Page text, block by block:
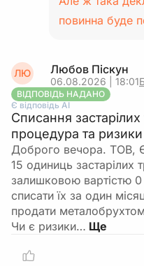
повинна буде
ЛЮ Любов Піскун
06.08.2026 | 18:01
ВІДПОВІДЬ НАДАНО
Є відповідь АІ
Списання
процедура та
Доброго вечора. ТОВ,
15 одиниць застарілих
залишковою вартістю
списати їх за один
продати
Чи є ризики…